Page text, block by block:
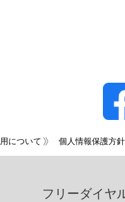
について 個人情報保護方針
フリーダイヤ